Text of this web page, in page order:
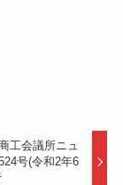
工会議所ニュ
号(令和2年6